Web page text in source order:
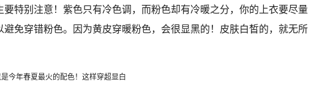
要特别注意！紫色只有冷色调，而粉色却有冷暖之分，你的上衣要尽量
免穿错粉色。因为黄皮穿暖粉色，会很显黑的！皮肤白皙的，就无所